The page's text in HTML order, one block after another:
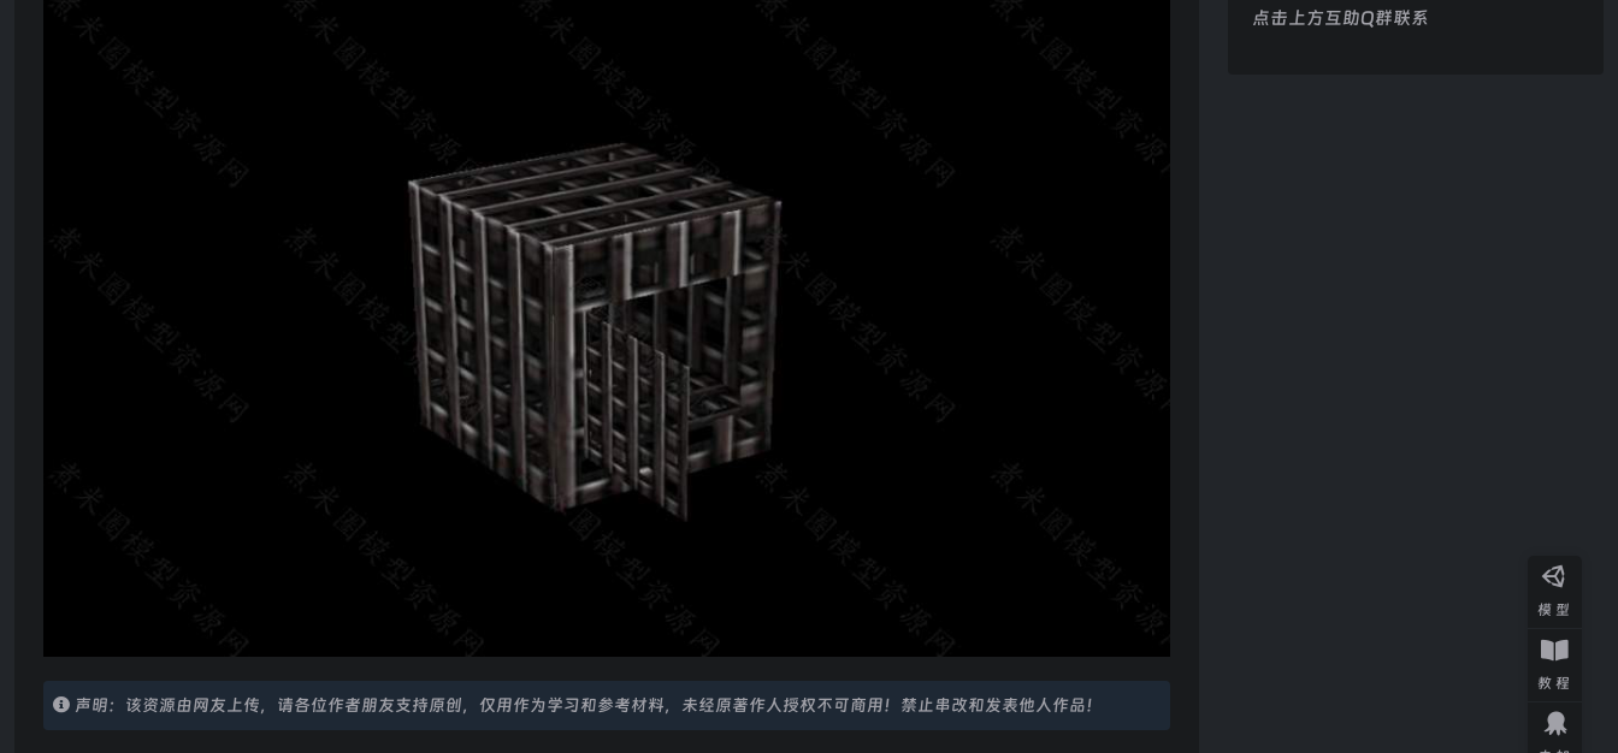
声明：该资源由网友上传，请各位作者朋友支持原创，仅用作为学习和参考材料，未经原著作人授权不可商用！禁止串改和发表他人作品！
点击上方互助Q群联系
模型
教程